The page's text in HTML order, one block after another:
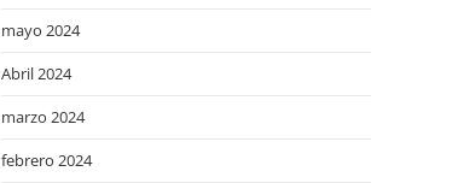
mayo 2024
Abril 2024
marzo 2024
febrero 2024